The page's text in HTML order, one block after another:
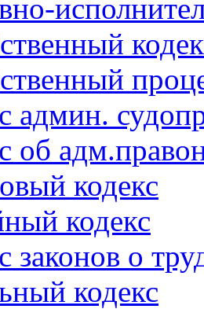
админ.
об
кодекс
кодекс
законов о
кодекс